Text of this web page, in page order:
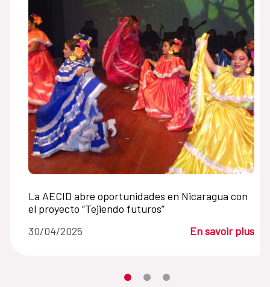
La AECID abre oportunidades en Nicaragua con
el proyecto “Tejiendo futuros”
30/04/2025
En savoir plus
Desplaza el carrusel hasta su
Desplaza el carrusel hasta su
Desplaza el carrusel